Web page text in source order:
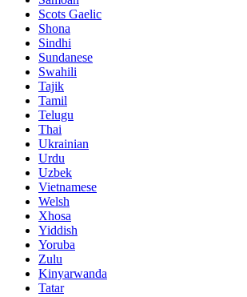
Scots Gaelic
Shona
Sindhi
Sundanese
Swahili
Tajik
Tamil
Telugu
Thai
Ukrainian
Urdu
Uzbek
Vietnamese
Welsh
Xhosa
Yiddish
Yoruba
Zulu
Kinyarwanda
Tatar